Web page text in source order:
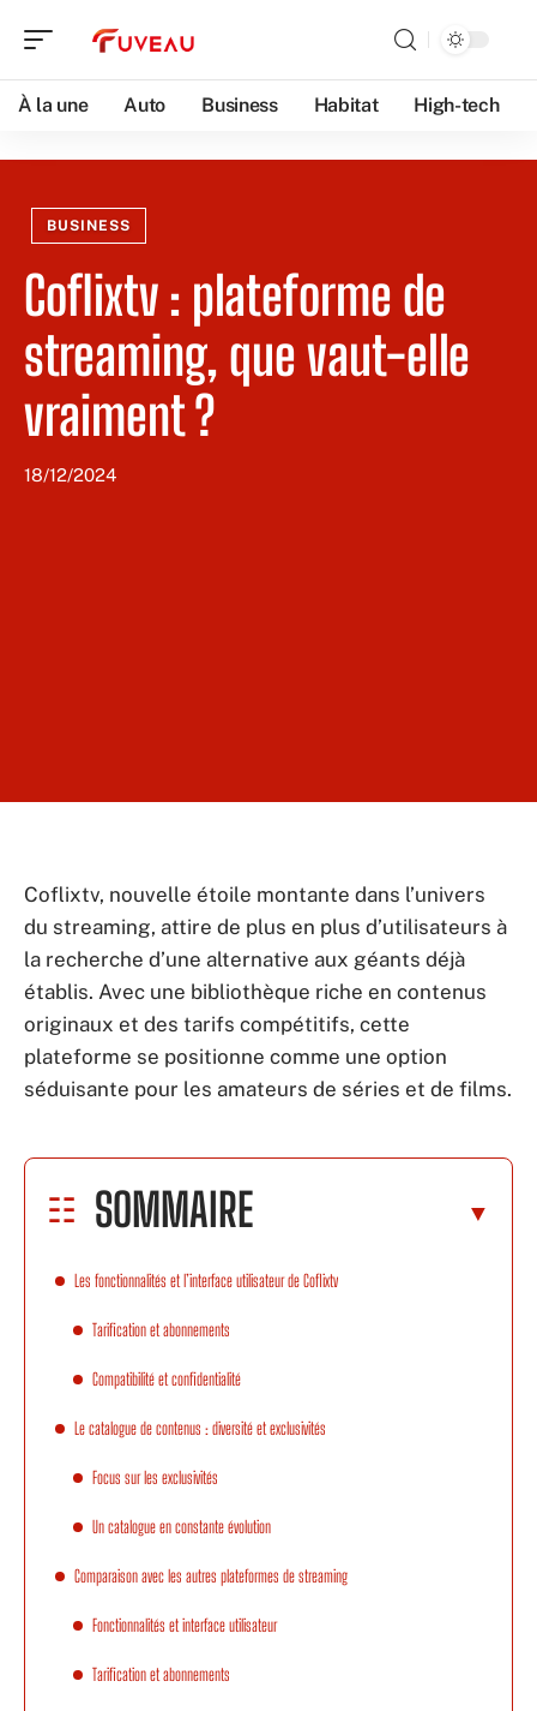
À la une Auto Business Habitat High-tech
BUSINESS
Coflixtv : plateforme de
streaming, que vaut-elle
vraiment ?
18/12/2024
Coflixtv, nouvelle étoile montante dans l’univers
du streaming, attire de plus en plus d’utilisateurs à
la recherche d’une alternative aux géants déjà
établis. Avec une bibliothèque riche en contenus
originaux et des tarifs compétitifs, cette
plateforme se positionne comme une option
séduisante pour les amateurs de séries et de films.
SOMMAIRE
Les fonctionnalités et l’interface utilisateur de Coflixtv
Tarification et abonnements
Compatibilité et confidentialité
Le catalogue de contenus : diversité et exclusivités
Focus sur les exclusivités
Un catalogue en constante évolution
Comparaison avec les autres plateformes de streaming
Fonctionnalités et interface utilisateur
Tarification et abonnements